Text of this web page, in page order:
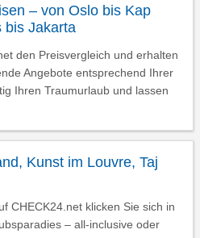
– von Oslo bis Kap
bis Jakarta
den Preisvergleich und erhalten
Angebote entsprechend Ihrer
Ihren Traumurlaub und lassen
Kunst im Louvre, Taj
CHECK24.net klicken Sie sich in
– all-inclusive oder